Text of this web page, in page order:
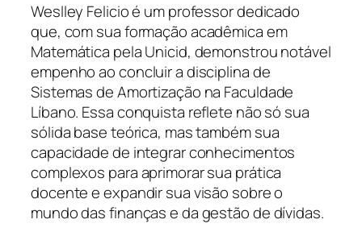
Weslley Felicio é um professor dedicado
que, com sua formação acadêmica em
Matemática pela Unicid, demonstrou notável
empenho ao concluir a disciplina de
Sistemas de Amortização na Faculdade
Líbano. Essa conquista reflete não só sua
sólida base teórica, mas também sua
capacidade de integrar conhecimentos
complexos para aprimorar sua prática
docente e expandir sua visão sobre o
mundo das finanças e da gestão de dívidas.